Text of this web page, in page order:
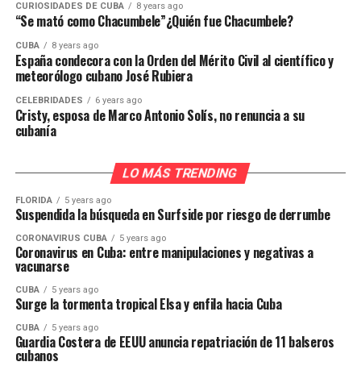
CURIOSIDADES DE CUBA 8 years ago
“Se mató como Chacumbele”¿Quién fue Chacumbele?
CUBA 8 years ago
España condecora con la Orden del Mérito Civil al científico y
meteorólogo cubano José Rubiera
CELEBRIDADES 6 years ago
Cristy, esposa de Marco Antonio Solís, no renuncia a su
cubanía
LO MÁS TRENDING
FLORIDA 5 years ago
Suspendida la búsqueda en Surfside por riesgo de derrumbe
CORONAVIRUS CUBA 5 years ago
Coronavirus en Cuba: entre manipulaciones y negativas a
vacunarse
CUBA 5 years ago
Surge la tormenta tropical Elsa y enfila hacia Cuba
CUBA 5 years ago
Guardia Costera de EEUU anuncia repatriación de 11 balseros
cubanos